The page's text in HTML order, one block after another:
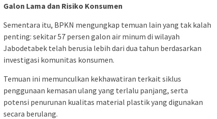
Galon Lama dan Risiko Konsumen
Sementara itu, BPKN mengungkap temuan lain yang tak kalah
penting: sekitar 57 persen galon air minum di wilayah
Jabodetabek telah berusia lebih dari dua tahun berdasarkan
investigasi komunitas konsumen.
Temuan ini memunculkan kekhawatiran terkait siklus
penggunaan kemasan ulang yang terlalu panjang, serta
potensi penurunan kualitas material plastik yang digunakan
secara berulang.